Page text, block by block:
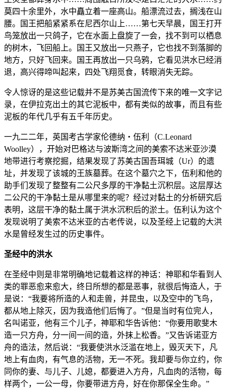
莫四十余里外，水中矗立着一座高山。船漂流过去，搁浅在山
腰。国王把船紧紧系在尼西尔山上……第七天早晨，国王打开
鸟笼放出一只鸽子，它在水面上盘旋了一会，找不到可以栖息
的树木，飞回船上。国王又放出一只燕子，它也找不到落脚的
地方，只好飞回来。国王再放出一只乌鸦，它看见洪水已经消
退，高兴得啼叫起来，四处飞翔觅食，转眼消失无踪。
令人惊讶的是这些记载并不是苏美古国流传下来的唯一文字记
录，在伊拉克出土的其它泥板中，都有类似的故事，而且有些
泥板的年代几乎有五千年历史。
一九二二年，英国考古学家伦德纳‧伍利（C.Leonard
Woolley），开始对巴格达与波斯湾之间的美索不达米亚沙漠
地带进行考察挖掘，结果发现了苏美古国吾珥城（Ur）的遗
址，并发现了该城的王族墓葬。在这个墓穴之下，伍利和他的
助手们发现了整整有二公尺多厚的干净黏土沉积层。这层厚达
二公尺的干净黏土是从哪里来的呢？经过对黏土的分析研究后
表明，这层干净的黏土属于洪水沉积后的淤土。伍利认为这个
发现说明了美索不达米亚的古老传说，以及圣经上记载的大洪
水是曾经发生过的历史事件。
圣经中的洪水
在圣经中则是非常明确地记载着这样的神话：神耶和华看到人
类的罪恶愈来愈大，终日所想的都是恶事，就很后悔造人，于
是说：“我要将所造的人和走兽，并昆虫，以及空中的飞鸟，
都从地上除灭，因为我造他们后悔了。”但是当时有位完人，
名叫诺亚，他有三个儿子，神耶和华告诉他：“你要用歌斐木
造一只方舟，分一间一间的造，外抹上松香。”又告诉诺亚方
舟的造法，然后说：“我要使洪水泛滥在地上，毁灭天下，凡
地上有血肉，有气息的活物，无一不死。我却要与你立约，你
同你的妻、与儿子、儿媳，都要进入方舟，凡血肉的活物，每
样两个，一公一母，你要带进方舟，好在你那保全生命。”